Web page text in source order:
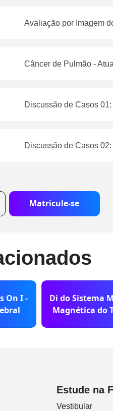
Avaliação por Imagem
Câncer de Pulmão -
Discussão de Casos 01:
Discussão de Casos 02:
Matricule-se
On I -
Di do Sistema
Magnética do
Estude na
Vestibular